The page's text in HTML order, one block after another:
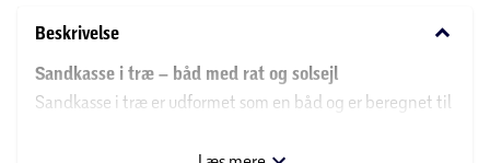
Beskrivelse keyboard_arrow_down
Sandkasse i træ – båd med rat og solsejl
Sandkasse i træ er udformet som en båd og er beregnet til
børn, som kan sidde omkring sandkassen og bruge den til